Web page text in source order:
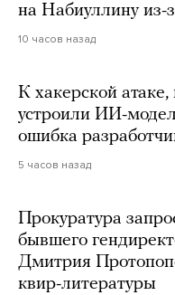
на Набиуллину из-
10 часов назад
К хакерской
устроили ИИ-
ошибка
5 часов назад
Прокуратура
бывшего
Дмитрия
квир-литературы